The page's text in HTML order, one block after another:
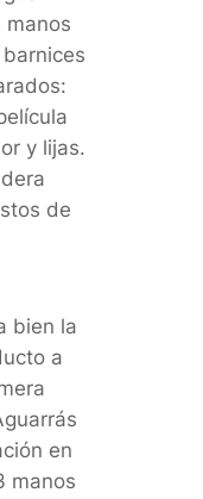
manos
y lijas.
de
bien la
a
en
manos